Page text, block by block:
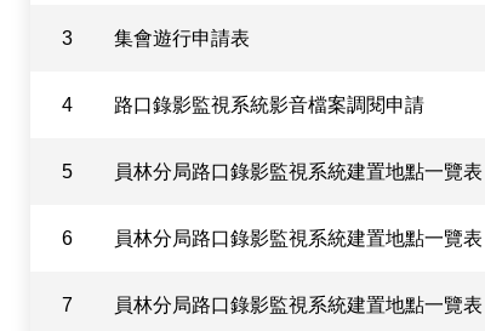
3 集會遊行申請表
4 路口錄影監視系統影音檔案調閱申請
5 員林分局路口錄影監視系統建置地點一覽表
6 員林分局路口錄影監視系統建置地點一覽表
7 員林分局路口錄影監視系統建置地點一覽表